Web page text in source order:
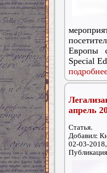
Европы
Special
апрель
Статья.
Добавил:
02-03-